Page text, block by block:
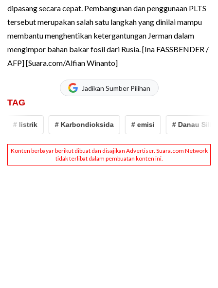
dipasang secara cepat. Pembangunan dan penggunaan PLTS
tersebut merupakan salah satu langkah yang dinilai mampu
membantu menghentikan ketergantungan Jerman dalam
mengimpor bahan bakar fosil dari Rusia. [Ina FASSBENDER /
AFP] [Suara.com/Alfian Winanto]
Jadikan Sumber Pilihan
TAG
# Karbondioksida # emisi # Danau Silbersee